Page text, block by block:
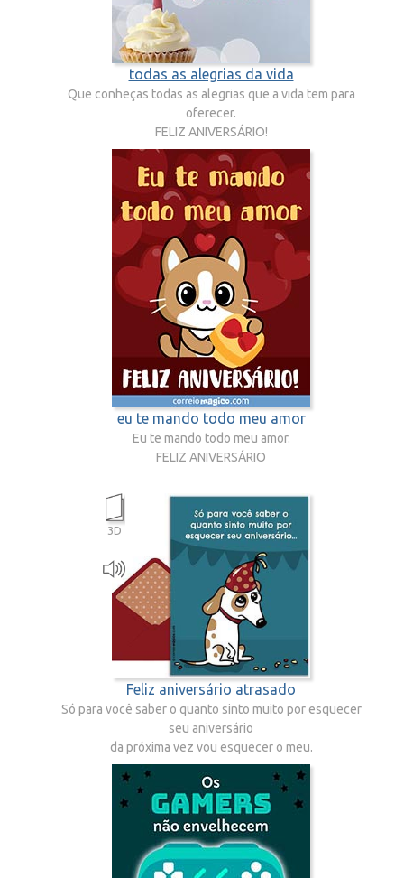
todas as alegrias da vida
Que conheças todas as alegrias que a vida tem para
oferecer.
FELIZ ANIVERSÁRIO!
eu te mando todo meu amor
Eu te mando todo meu amor.
FELIZ ANIVERSÁRIO
Feliz aniversário atrasado
Só para você saber o quanto sinto muito por esquecer
seu aniversário
da próxima vez vou esquecer o meu.
Feliz aniversário atrasado
3D